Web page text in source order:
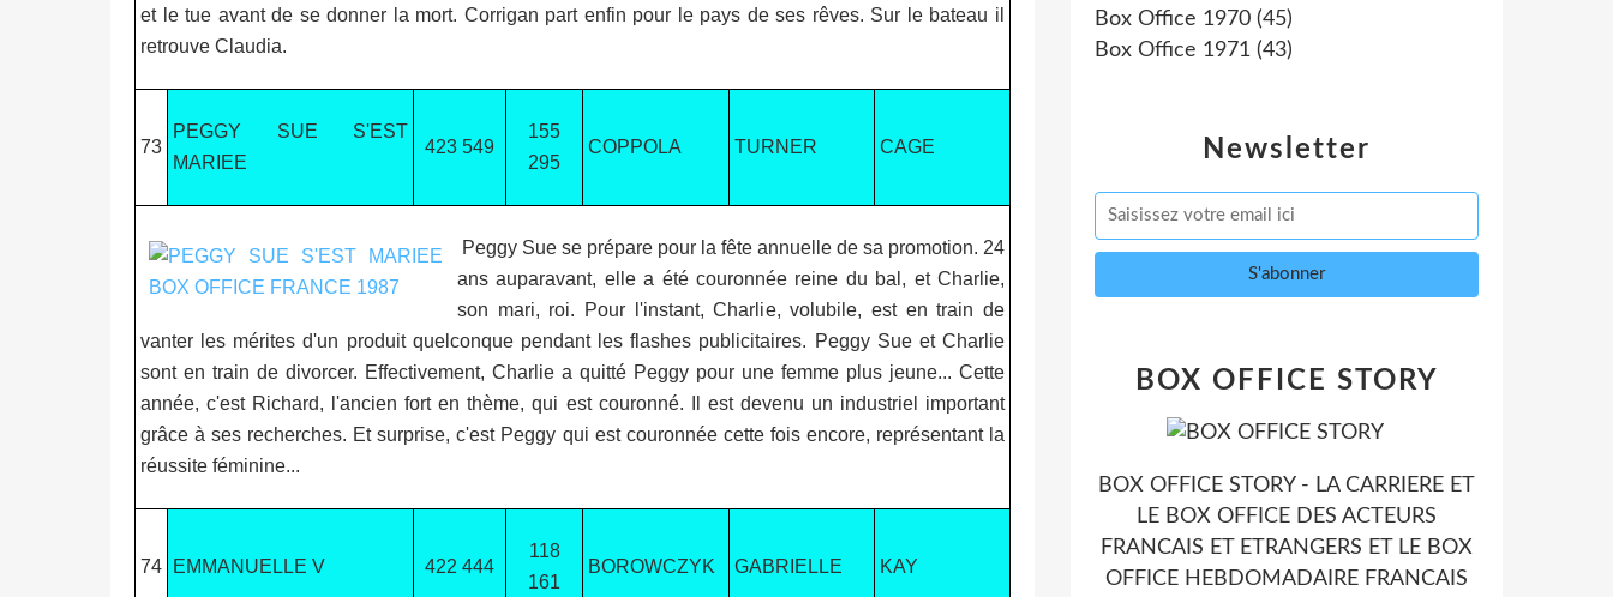
et le tue avant de se donner la mort. Corrigan part enfin pour le pays de ses rêves. Sur le bateau il
retrouve Claudia.
73
PEGGY SUE S'EST
MARIEE
423 549
155
295
COPPOLA TURNER CAGE
Peggy Sue se prépare pour la fête annuelle de sa promotion. 24
ans auparavant, elle a été couronnée reine du bal, et Charlie,
son mari, roi. Pour l'instant, Charlie, volubile, est en train de
vanter les mérites d'un produit quelconque pendant les flashes publicitaires. Peggy Sue et Charlie
sont en train de divorcer. Effectivement, Charlie a quitté Peggy pour une femme plus jeune... Cette
année, c'est Richard, l'ancien fort en thème, qui est couronné. Il est devenu un industriel important
grâce à ses recherches. Et surprise, c'est Peggy qui est couronnée cette fois encore, représentant la
réussite féminine...
74 EMMANUELLE V 422 444
118
161
BOROWCZYK GABRIELLE KAY
Newsletter
Box Office 1970 (45)
Box Office 1971 (43)
BOX OFFICE STORY
BOX OFFICE STORY - LA CARRIERE ET
LE BOX OFFICE DES ACTEURS
FRANCAIS ET ETRANGERS ET LE BOX
OFFICE HEBDOMADAIRE FRANCAIS